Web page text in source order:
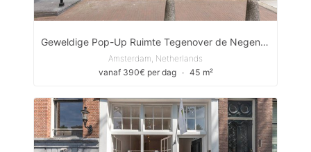
Geweldige Pop-Up Ruimte Tegenover de Negen Straatjes
Amsterdam, Netherlands
vanaf 390€ per dag
∙ 45 m²